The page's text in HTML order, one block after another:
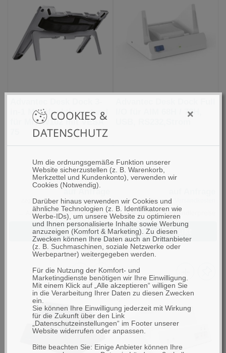
COOKIES &
DATENSCHUTZ
×
Um die ordnungsgemäße Funktion unserer
Website sicherzustellen (z. B. Warenkorb,
Merkzettel und Kundenkonto), verwenden wir
Cookies (Notwendig).
Darüber hinaus verwenden wir Cookies und
ähnliche Technologien (z. B. Identifikatoren wie
Werbe-IDs), um unsere Website zu optimieren
und Ihnen personalisierte Inhalte sowie Werbung
anzuzeigen (Komfort & Marketing). Zu diesen
Zwecken können Ihre Daten auch an Drittanbieter
(z. B. Suchmaschinen, soziale Netzwerke oder
Werbepartner) weitergegeben werden.
Für die Nutzung der Komfort- und
Marketingdienste benötigen wir Ihre Einwilligung.
Mit einem Klick auf „Alle akzeptieren“ willigen Sie
in die Verarbeitung Ihrer Daten zu diesen Zwecken
ein.
Sie können Ihre Einwilligung jederzeit mit Wirkung
für die Zukunft über den Link
„Datenschutzeinstellungen“ im Footer unserer
Website widerrufen oder anpassen.
Bitte beachten Sie: Einige Anbieter können Ihre
in-1 Multifunktionsstand
für MIT-W102 mit VESA
auf Anfrage
zzgl. MwSt., zzgl.Versandkosten
→ Anmelden für Händlerpreise
Zum Produkt
I/O für AIM 68H / 78H,
zzgl. MwSt., zzgl.
→ Anmelden für Händlerpreise
Zum Produkt